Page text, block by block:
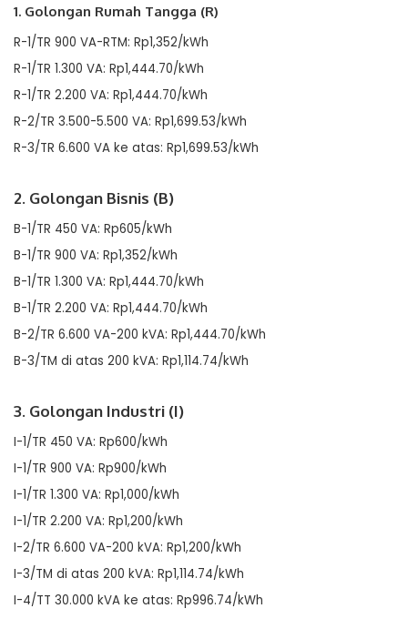
1. Golongan Rumah Tangga (R)
R-1/TR 900 VA-RTM: Rp1,352/kWh
R-1/TR 1.300 VA: Rp1,444.70/kWh
R-1/TR 2.200 VA: Rp1,444.70/kWh
R-2/TR 3.500-5.500 VA: Rp1,699.53/kWh
R-3/TR 6.600 VA ke atas: Rp1,699.53/kWh
2. Golongan Bisnis (B)
B-1/TR 450 VA: Rp605/kWh
B-1/TR 900 VA: Rp1,352/kWh
B-1/TR 1.300 VA: Rp1,444.70/kWh
B-1/TR 2.200 VA: Rp1,444.70/kWh
B-2/TR 6.600 VA-200 kVA: Rp1,444.70/kWh
B-3/TM di atas 200 kVA: Rp1,114.74/kWh
3. Golongan Industri (I)
I-1/TR 450 VA: Rp600/kWh
I-1/TR 900 VA: Rp900/kWh
I-1/TR 1.300 VA: Rp1,000/kWh
I-1/TR 2.200 VA: Rp1,200/kWh
I-2/TR 6.600 VA-200 kVA: Rp1,200/kWh
I-3/TM di atas 200 kVA: Rp1,114.74/kWh
I-4/TT 30.000 kVA ke atas: Rp996.74/kWh